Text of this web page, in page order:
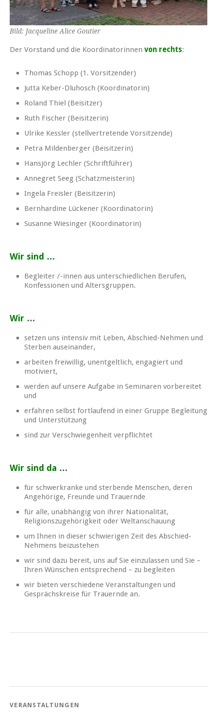
Bild: Jacqueline Alice Goutier
Der Vorstand und die Koordinatorinnen von rechts:
Thomas Schopp (1. Vorsitzender)
Jutta Keber-Dluhosch (Koordinatorin)
Roland Thiel (Beisitzer)
Ruth Fischer (Beisitzerin)
Ulrike Kessler (stellvertretende Vorsitzende)
Petra Mildenberger (Beisitzerin)
Hansjörg Lechler (Schriftführer)
Annegret Seeg (Schatzmeisterin)
Ingela Freisler (Beisitzerin)
Bernhardine Lückener (Koordinatorin)
Susanne Wiesinger (Koordinatorin)
Wir sind …
Begleiter /-innen aus unterschiedlichen Berufen,
Konfessionen und Altersgruppen.
Wir …
setzen uns intensiv mit Leben, Abschied-Nehmen und
Sterben auseinander,
arbeiten freiwillig, unentgeltlich, engagiert und
motiviert,
werden auf unsere Aufgabe in Seminaren vorbereitet
und
erfahren selbst fortlaufend in einer Gruppe Begleitung
und Unterstützung
sind zur Verschwiegenheit verpflichtet
Wir sind da …
für schwerkranke und sterbende Menschen, deren
Angehörige, Freunde und Trauernde
für alle, unabhängig von ihrer Nationalität,
Religionszugehörigkeit oder Weltanschauung
um Ihnen in dieser schwierigen Zeit des Abschied-
Nehmens beizustehen
wir sind dazu bereit, uns auf Sie einzulassen und Sie –
Ihren Wünschen entsprechend – zu begleiten
wir bieten verschiedene Veranstaltungen und
Gesprächskreise für Trauernde an.
VERANSTALTUNGEN